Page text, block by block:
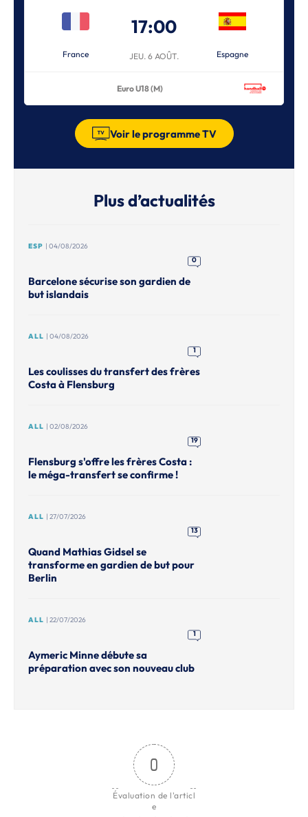
France
17:00
JEU. 6 AOÛT. Espagne
Euro U18 (M)
Voir le programme TV
Plus d’actualités
ESP | 04/08/2026
0
Barcelone sécurise son gardien de
but islandais
ALL | 04/08/2026
1
Les coulisses du transfert des frères
Costa à Flensburg
ALL | 02/08/2026
19
Flensburg s'offre les frères Costa :
le méga-transfert se confirme !
ALL | 27/07/2026
13
Quand Mathias Gidsel se
transforme en gardien de but pour
Berlin
ALL | 22/07/2026
1
Aymeric Minne débute sa
préparation avec son nouveau club
0
Évaluation de l'articl
e